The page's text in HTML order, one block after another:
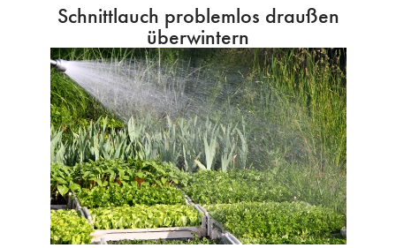
Schnittlauch problemlos draußen
überwintern